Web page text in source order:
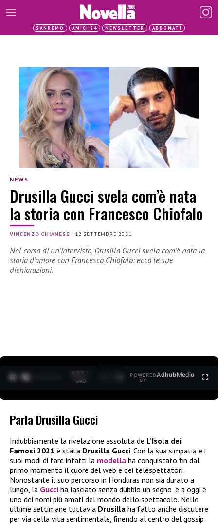
SANREMO AMICI 24 NEWSLETTER ABBONATI
NEWS
Drusilla Gucci svela com’è nata
la storia con Francesco Chiofalo
VINCENZO CHIANESE | 12 SETTEMBRE 2021
Nel corso di un’intervista, Drusilla Gucci svela com’è nata la
storia d’amore con Francesco Chiofalo: ecco le sue
dichiarazioni.
0:27 /
1:40
POWERED
BY
AdhubMedia
Parla Drusilla Gucci
Indubbiamente la rivelazione assoluta de L’Isola dei
Famosi 2021 è stata Drusilla Gucci. Con la sua simpatia e i
suoi modi di fare infatti la modella ha conquistato fin dal
primo momento il cuore del web e dei telespettatori.
Nonostante il suo percorso in Honduras non sia durato a
lungo, la Gucci ha lasciato senza dubbio un segno, e a oggi è
uno dei nomi più amati del mondo dello spettacolo. Nelle
ultime settimane tuttavia Drusilla ha fatto anche discutere
per via della vita sentimentale, finendo al centro del gossip